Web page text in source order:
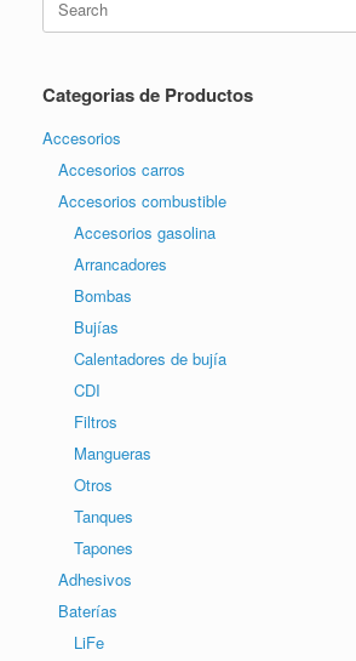
for:
Categorias de Productos
Accesorios
Accesorios carros
Accesorios combustible
Accesorios gasolina
Arrancadores
Bombas
Bujías
Calentadores de bujía
CDI
Filtros
Mangueras
Otros
Tanques
Tapones
Adhesivos
Baterías
LiFe